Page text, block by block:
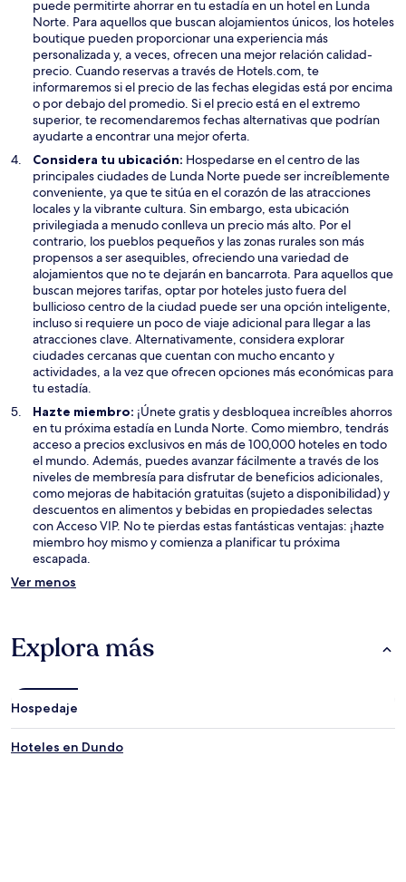
puede permitirte ahorrar en tu estadía en un hotel en Lunda
Norte. Para aquellos que buscan alojamientos únicos, los hoteles
boutique pueden proporcionar una experiencia más
personalizada y, a veces, ofrecen una mejor relación calidad-
precio. Cuando reservas a través de Hotels.com, te
informaremos si el precio de las fechas elegidas está por encima
o por debajo del promedio. Si el precio está en el extremo
superior, te recomendaremos fechas alternativas que podrían
ayudarte a encontrar una mejor oferta.
Considera tu ubicación: Hospedarse en el centro de las
principales ciudades de Lunda Norte puede ser increíblemente
conveniente, ya que te sitúa en el corazón de las atracciones
locales y la vibrante cultura. Sin embargo, esta ubicación
privilegiada a menudo conlleva un precio más alto. Por el
contrario, los pueblos pequeños y las zonas rurales son más
propensos a ser asequibles, ofreciendo una variedad de
alojamientos que no te dejarán en bancarrota. Para aquellos que
buscan mejores tarifas, optar por hoteles justo fuera del
bullicioso centro de la ciudad puede ser una opción inteligente,
incluso si requiere un poco de viaje adicional para llegar a las
atracciones clave. Alternativamente, considera explorar
ciudades cercanas que cuentan con mucho encanto y
actividades, a la vez que ofrecen opciones más económicas para
tu estadía.
Hazte miembro: ¡Únete gratis y desbloquea increíbles ahorros
en tu próxima estadía en Lunda Norte. Como miembro, tendrás
acceso a precios exclusivos en más de 100,000 hoteles en todo
el mundo. Además, puedes avanzar fácilmente a través de los
niveles de membresía para disfrutar de beneficios adicionales,
como mejoras de habitación gratuitas (sujeto a disponibilidad) y
descuentos en alimentos y bebidas en propiedades selectas
con Acceso VIP. No te pierdas estas fantásticas ventajas: ¡hazte
miembro hoy mismo y comienza a planificar tu próxima
escapada.
Ver menos
Explora más
Hospedaje
Hoteles en Dundo